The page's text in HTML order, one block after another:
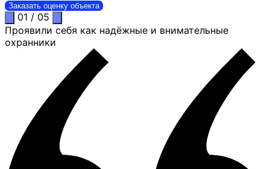
Заказать оценку объекта
01 / 05
Проявили себя как надёжные и внимательные
охранники